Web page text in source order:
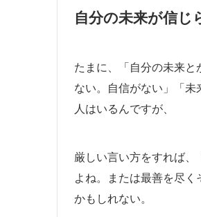
自分の未来が信
たまに、「自分の未来
ない。自信がない」「
人はいるんですが、
厳しい言い方をすれば
よね。または最善を尽
かもしれない。